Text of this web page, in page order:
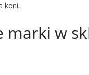
koni.
marki w